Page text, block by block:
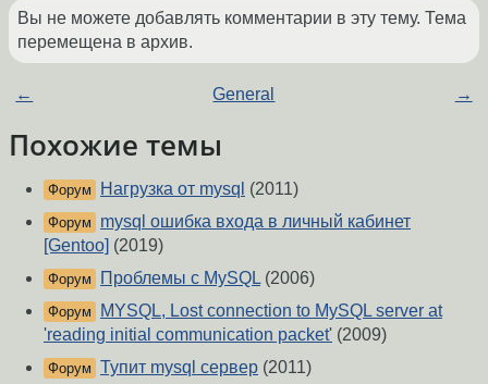
Вы не можете добавлять комментарии в эту тему. Тема
перемещена в архив.
← General →
Похожие темы
Форум Нагрузка от mysql (2011)
Форум
mysql ошибка входа в личный кабинет
[Gentoo] (2019)
Форум Проблемы с MySQL (2006)
Форум
MYSQL, Lost connection to MySQL server at
'reading initial communication packet' (2009)
Форум Тупит mysql сервер (2011)